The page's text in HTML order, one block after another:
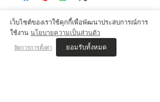
เว็บไซต์ของเราใช้คุกกี้เพื่อพัฒนาประสบการณ์การ
ใช้งาน นโยบายความเป็นส่วนตัว
จัดการการตั้งค่า ยอมรับทั้งหมด